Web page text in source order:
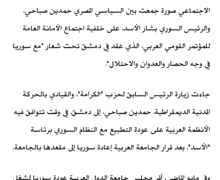
الاجتماعي صورة جمعت بين السياسي المصري حمدين صباحي،
والرئيس السوري بشار الأسد، على خلفية اجتماع الأمانة العامة
للمؤتمر القومي العربي، الذي عقد في دمشق تحت شعار "مع سوريا
في وجه الحصار والعدوان والاحتلال".
جاءت زيارة الرئيس السابق لحزب "الكرامة"، والقيادي بالحركة
المدنية الديمقراطية، حمدين صباحي، إلى دمشق، في وقت تتوافق فيه
الأنظمة العربية على عودة التطبيع مع النظام السوري برئاسة
"الأسد"، بعد قرار الجامعة العربية إعادة سوريا إلى مقعدها بالجامعة.
وفي مايو الماضي، أقر مجلس جامعة الدول العربية عودة سوريا لشغل